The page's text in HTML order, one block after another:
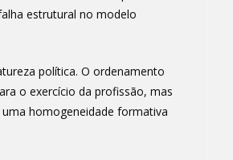
estrutural no modelo
política. O ordenamento
o exercício da profissão, mas
homogeneidade formativa